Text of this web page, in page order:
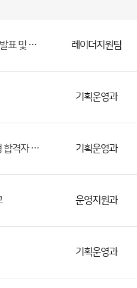
2025년도 제1회 기상레이더센터 청원경찰 공개채용 체력시험 합격자 발표 및 인성검사‧면접전형 일정 공고 레이더지원팀
기획운영과
2025년 대구지방기상청 기간제근로자(방재기상지원관) 채용 서류전형 합격자 및 면접시험 일정 공고 기획운영과
운영지원과
기획운영과